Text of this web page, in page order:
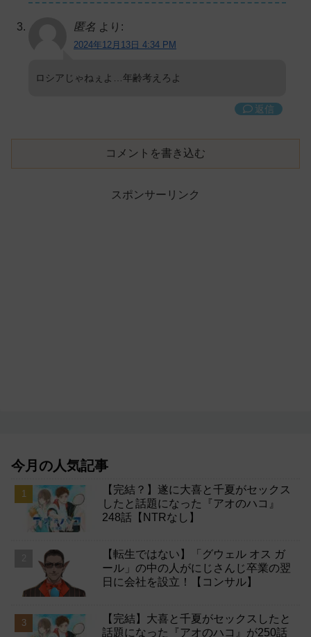
匿名 より:
2024年12月13日 4:34 PM
ロシアじゃねぇよ…年齢考えろよ
返信
コメントを書き込む
スポンサーリンク
今月の人気記事
【完結？】遂に大喜と千夏がセックス
したと話題になった『アオのハコ』
248話【NTRなし】
【転生ではない】「グウェル オス ガ
ール」の中の人がにじさんじ卒業の翌
日に会社を設立！【コンサル】
【完結】大喜と千夏がセックスしたと
話題になった『アオのハコ』が250話